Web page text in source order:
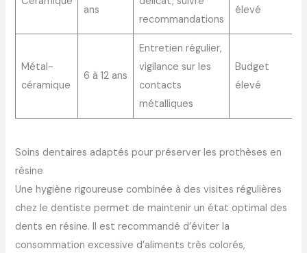
ans
recommandations
élevé
Métal-
céramique
6 à 12 ans
Entretien régulier,
vigilance sur les
contacts
métalliques
Budget
élevé
Soins dentaires adaptés pour préserver les prothèses en
résine
Une hygiène rigoureuse combinée à des visites régulières
chez le dentiste permet de maintenir un état optimal des
dents en résine. Il est recommandé d’éviter la
consommation excessive d’aliments très colorés,